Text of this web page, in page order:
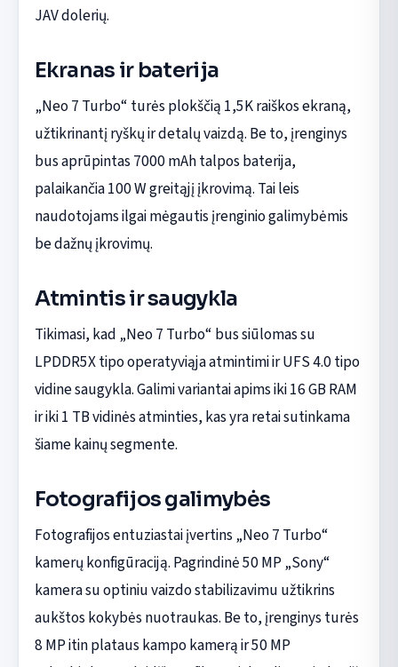
JAV dolerių.
Ekranas ir baterija
„Neo 7 Turbo“ turės plokščią 1,5K raiškos ekraną,
užtikrinantį ryškų ir detalų vaizdą. Be to, įrenginys
bus aprūpintas 7000 mAh talpos baterija,
palaikančia 100 W greitąjį įkrovimą. Tai leis
naudotojams ilgai mėgautis įrenginio galimybėmis
be dažnų įkrovimų.
Atmintis ir saugykla
Tikimasi, kad „Neo 7 Turbo“ bus siūlomas su
LPDDR5X tipo operatyviąja atmintimi ir UFS 4.0 tipo
vidine saugykla. Galimi variantai apims iki 16 GB RAM
ir iki 1 TB vidinės atminties, kas yra retai sutinkama
šiame kainų segmente.
Fotografijos galimybės
Fotografijos entuziastai įvertins „Neo 7 Turbo“
kamerų konfigūraciją. Pagrindinė 50 MP „Sony“
kamera su optiniu vaizdo stabilizavimu užtikrins
aukštos kokybės nuotraukas. Be to, įrenginys turės
8 MP itin plataus kampo kamerą ir 50 MP